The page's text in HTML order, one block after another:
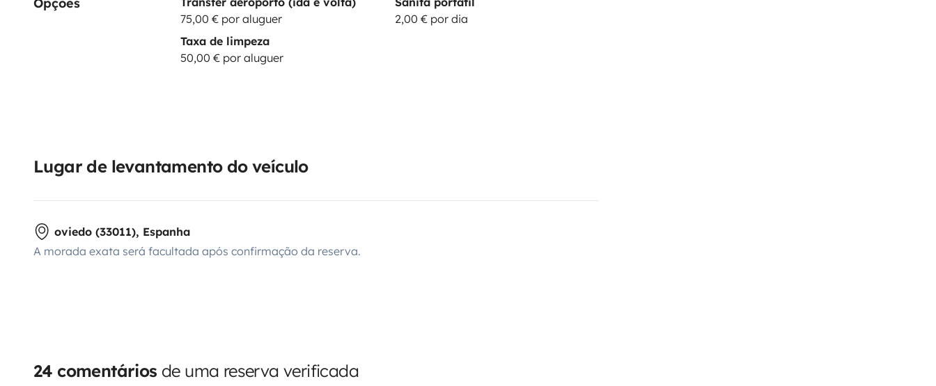
75,00 € por aluguer
2,00 € por dia
Taxa de limpeza
50,00 € por aluguer
Lugar de levantamento do veículo
oviedo (33011), Espanha
A morada exata será facultada após confirmação da reserva.
24 comentários de uma reserva verificada